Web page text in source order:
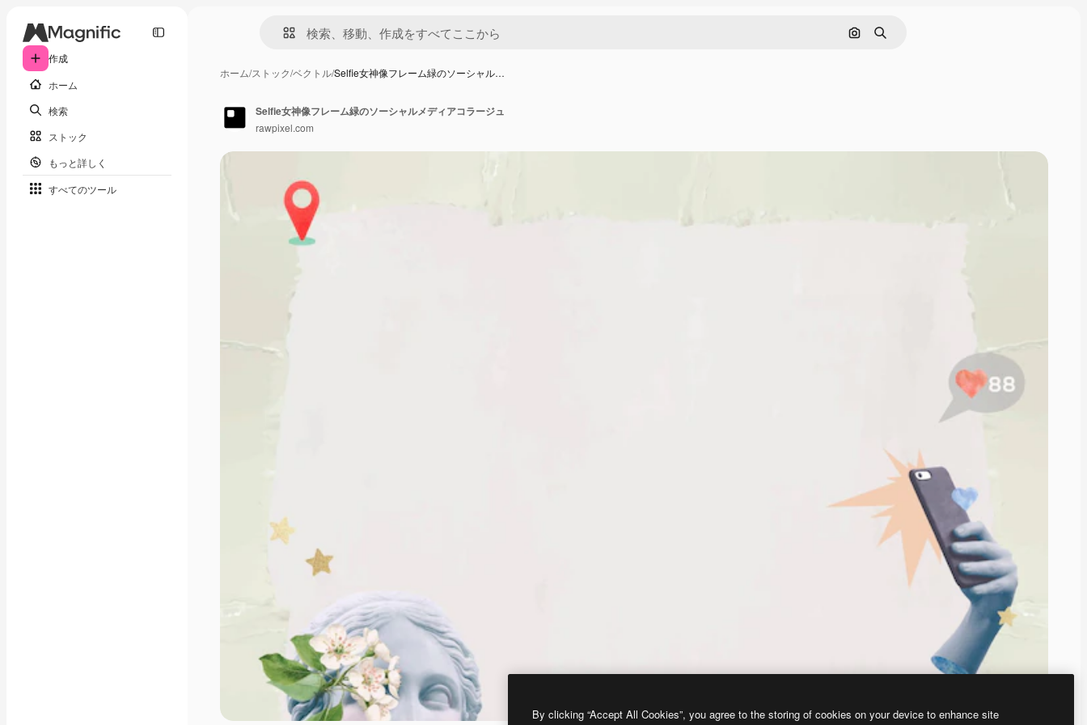
作成
ホーム
検索
ストック
もっと詳しく
すべてのツール
画像で検索
検索
ホーム/ストック/ベクトル/Selfie女神像フレーム緑のソーシャル…
Selfie女神像フレーム緑のソーシャルメディアコラージュ
rawpixel.com
By clicking “Accept All Cookies”, you agree to the storing of cookies on your device to enhance site